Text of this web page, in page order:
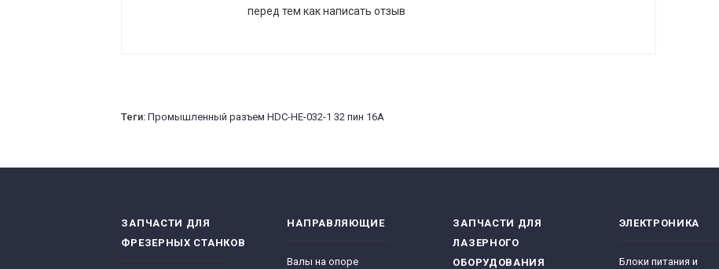
перед тем как написать отзыв
Теги:Промышленный разъем HDC-HE-032-1 32 пин 16A
ЗАПЧАСТИ ДЛЯ
ФРЕЗЕРНЫХ СТАНКОВ
НАПРАВЛЯЮЩИЕ
Валы на опоре
ЗАПЧАСТИ ДЛЯ
ЛАЗЕРНОГО
ОБОРУДОВАНИЯ
ЭЛЕКТРОНИКА
Блоки питания и